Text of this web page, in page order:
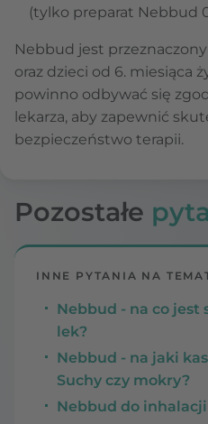
(tylko preparat Nebbud
Nebbud jest przeznaczony
oraz dzieci od 6. miesiąca
powinno odbywać się
lekarza, aby zapewnić
bezpieczeństwo terapii.
Pozostałe
INNE PYTANIA NA
Nebbud - na co jest
lek?
Nebbud - na jaki
Suchy czy mokry?
Nebbud do